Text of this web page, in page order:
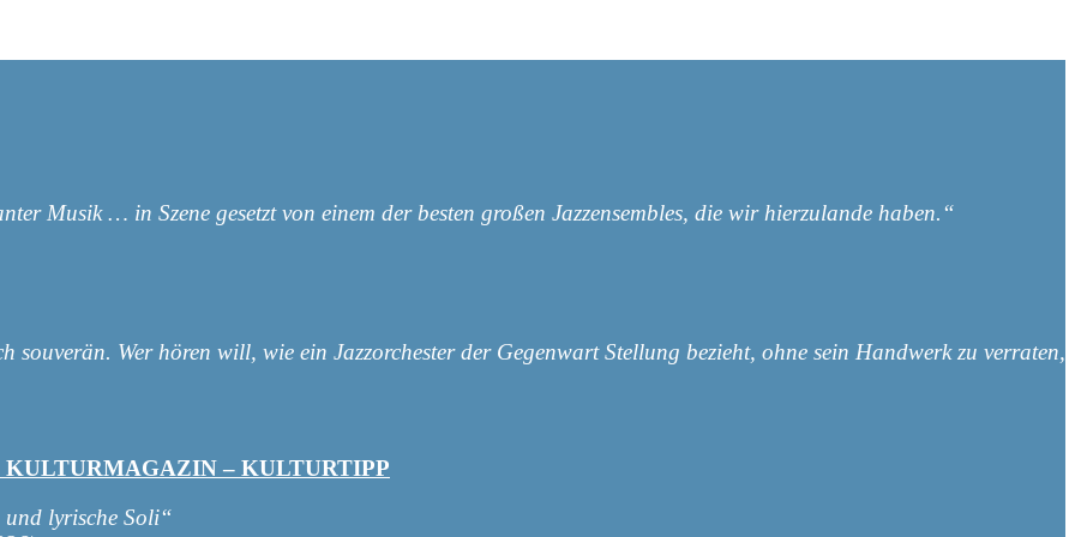
Musik … in Szene gesetzt von einem der besten großen Jazzensembles, die wir hierzulande haben.“
Wer hören will, wie ein Jazzorchester der Gegenwart Stellung bezieht, ohne sein Handwerk zu verraten,
– KULTURTIPP
und lyrische Soli“